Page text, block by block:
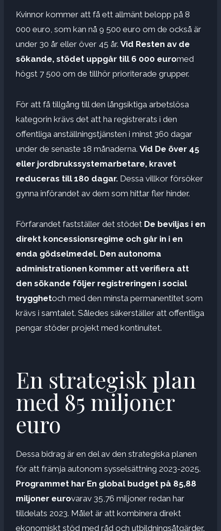
Kvinnor kommer att få ett allmänt belopp på 8
000 euro, som kan nå 9 500 euro om de också är
under 30 år eller över 45 år. Vid Resten av de
sökande, stödet uppgår till 6 000 euromed
högst 7 500 om de tillhör prioriterade grupper.
För att få tillgång till den långsiktiga arbetslösa
kategorin krävs det att ha registrerats i den
offentliga anställningstjänsten i minst 360 dagar
under de senaste 18 månaderna. Vid De över 45
eller jordbrukssystemarbetare, kravet
reduceras till 180 dagar. Dessa villkor försöker
gynna införandet av dem som hittar fler hinder.
Förfarandet fastställer det stödet De beviljas i en
direkt koncessionsregime och går in i en
enda gödselmedel. Den autonoma
administrationen kommer att verifiera att
den sökande följer registreringen i social
trygghetoch med den minsta permanentitet som
krävs i samtalet. Således säkerställer att offentliga
pengar stöder projekt med kontinuitet.
En strategisk plan
med 85 miljoner
euro
Dessa bidrag är en del av den strategiska planen
för att främja autonom sysselsättning 2023-2025.
Programmet har En global budget på 85,88
miljoner eurovarav 35,76 miljoner redan har
tilldelats 2023. Målet är att kombinera direkt
ekonomiskt stöd med råd och utbildningsåtgärder.